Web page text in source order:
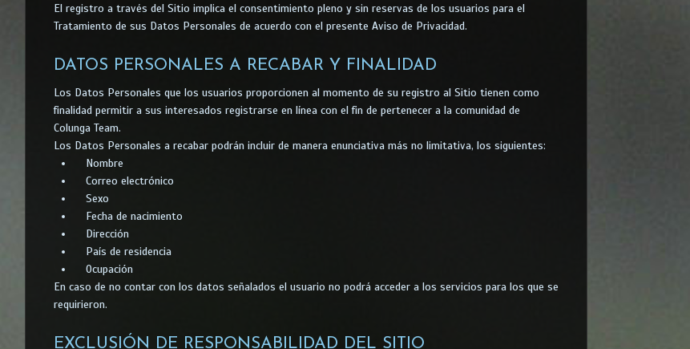
El registro a través del Sitio implica el consentimiento pleno y sin reservas de los usuarios para el
Tratamiento de sus Datos Personales de acuerdo con el presente Aviso de Privacidad.
DATOS PERSONALES A RECABAR Y FINALIDAD
Los Datos Personales que los usuarios proporcionen al momento de su registro al Sitio tienen como
finalidad permitir a sus interesados registrarse en línea con el fin de pertenecer a la comunidad de
Colunga Team.
Los Datos Personales a recabar podrán incluir de manera enunciativa más no limitativa, los siguientes:
Nombre
Correo electrónico
Sexo
Fecha de nacimiento
Dirección
País de residencia
Ocupación
En caso de no contar con los datos señalados el usuario no podrá acceder a los servicios para los que se
requirieron.
EXCLUSIÓN DE RESPONSABILIDAD DEL SITIO